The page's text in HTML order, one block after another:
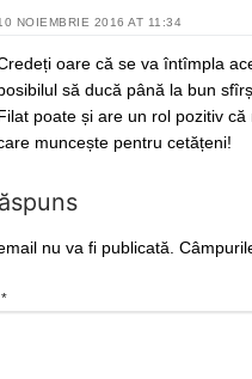
NOIEMBRIE 2016 AT 11:34
oare că se va întîmpla
să ducă până la bun
poate și are un rol pozitiv
muncește pentru cetățeni!
nu va fi publicată.
*